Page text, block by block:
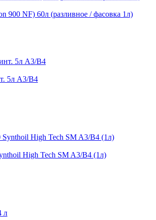
900 NF) 60л (разливное / фасовка 1л)
5л A3/B4
High Tech SM A3/B4 (1л)